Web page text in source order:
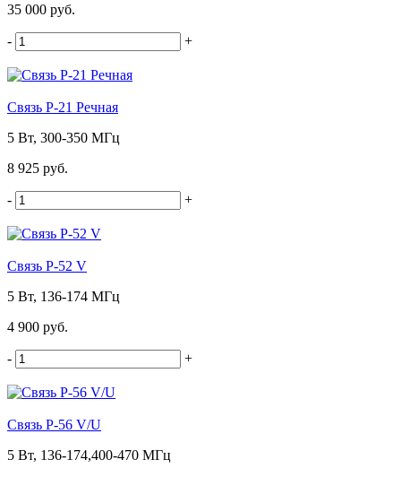
35 000 руб.
- +
Связь Р-21 Речная
5 Вт, 300-350 МГц
8 925 руб.
- +
Связь Р-52 V
5 Вт, 136-174 МГц
4 900 руб.
- +
Связь Р-56 V/U
5 Вт, 136-174,400-470 МГц